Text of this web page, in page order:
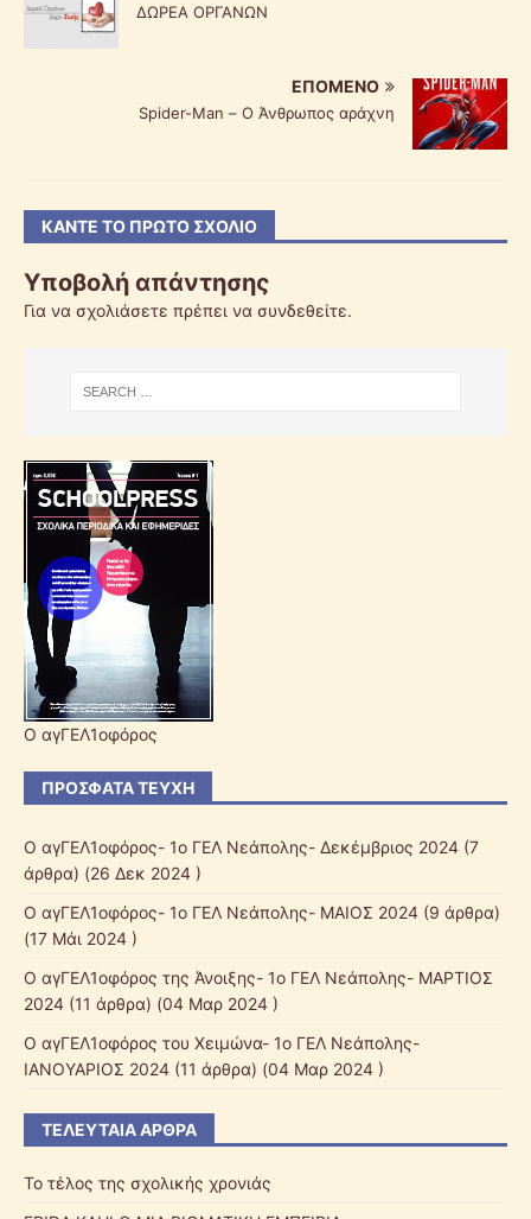
ΔΩΡΕΑ ΟΡΓΑΝΩΝ
ΕΠΌΜΕΝΟ
Spider-Man – Ο Άνθρωπος αράχνη
ΚΆΝΤΕ ΤΟ ΠΡΏΤΟ ΣΧΌΛΙΟ
Υποβολή απάντησης
Για να σχολιάσετε πρέπει να συνδεθείτε.
Ο αγΓΕΛ1οφόρος
ΠΡΌΣΦΑΤΑ ΤΕΎΧΗ
Ο αγΓΕΛ1οφόρος- 1ο ΓΕΛ Νεάπολης- Δεκέμβριος 2024 (7
άρθρα) (26 Δεκ 2024 )
Ο αγΓΕΛ1οφόρος- 1ο ΓΕΛ Νεάπολης- ΜΑΙΟΣ 2024 (9 άρθρα)
(17 Μάι 2024 )
Ο αγΓΕΛ1οφόρος της Άνοιξης- 1ο ΓΕΛ Νεάπολης- ΜΑΡΤΙΟΣ
2024 (11 άρθρα) (04 Μαρ 2024 )
Ο αγΓΕΛ1οφόρος του Χειμώνα- 1ο ΓΕΛ Νεάπολης-
ΙΑΝΟΥΑΡΙΟΣ 2024 (11 άρθρα) (04 Μαρ 2024 )
ΤΕΛΕΥΤΑΊΑ ΆΡΘΡΑ
Το τέλος της σχολικής χρονιάς